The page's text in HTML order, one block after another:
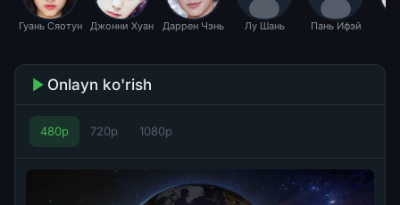
Гуань Сяотун Джонни Хуан Даррен Чэнь Лу Шань Пань Ифэй
Onlayn ko'rish
480p 720p 1080p